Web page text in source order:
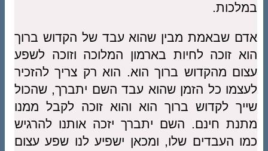
במלכות.
אדם שבאמת מבין שהוא עבד של הקדוש ברוך
הוא זוכה לחיות בארמון המלוכה וזוכה לשפע
עצום מהקדוש ברוך הוא. הוא רק צריך להזכיר
לעצמו כל הזמן שהוא עבד השם יתברך, שהכול
שייך לקדוש ברוך הוא והוא זוכה לקבל ממנו
מתנת חינם. השם יתברך יזכה אותנו להרגיש
כמו העבדים שלו, ומכאן ישפיע לנו שפע עצום